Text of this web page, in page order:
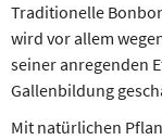
Traditionelle
wird vor allem
seiner anregenden
Gallenbildung
Mit natürlichen